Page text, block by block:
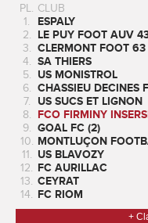
PL. CLUB
1.
ESPALY
2. LE PUY FOOT AUV
3. CLERMONT FOOT 63
4. SA THIERS
5. US MONISTROL
6. CHASSIEU DECINES
7.
US SUCS ET LIGNON
8. FCO FIRMINY
9. GOAL FC (2)
10. MONTLUÇON
11. US BLAVOZY
12. FC AURILLAC
13. CEYRAT
14. FC RIOM
+